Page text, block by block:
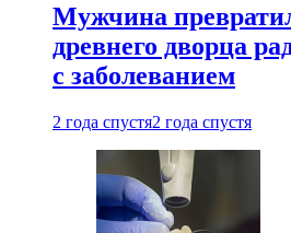
Мужчина
древнего дворца
с заболеванием
2 года спустя2 года спустя